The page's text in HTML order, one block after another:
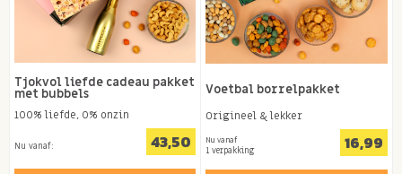
Tjokvol liefde cadeau pakket
met bubbels
100% liefde, 0% onzin
Nu vanaf: 43,50
Voetbal borrelpakket
Origineel & lekker
Nu vanaf
1 verpakking 16,99